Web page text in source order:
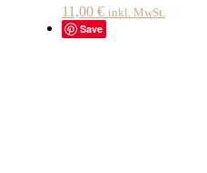
11,00 € inkl. MwSt.
Save